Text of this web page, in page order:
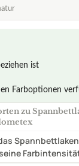
ist
Farboptionen
zu